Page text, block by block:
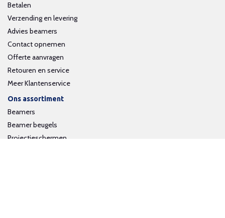
Betalen
Verzending en levering
Advies beamers
Contact opnemen
Offerte aanvragen
Retouren en service
Meer Klantenservice
Ons assortiment
Beamers
Beamer beugels
Projectieschermen